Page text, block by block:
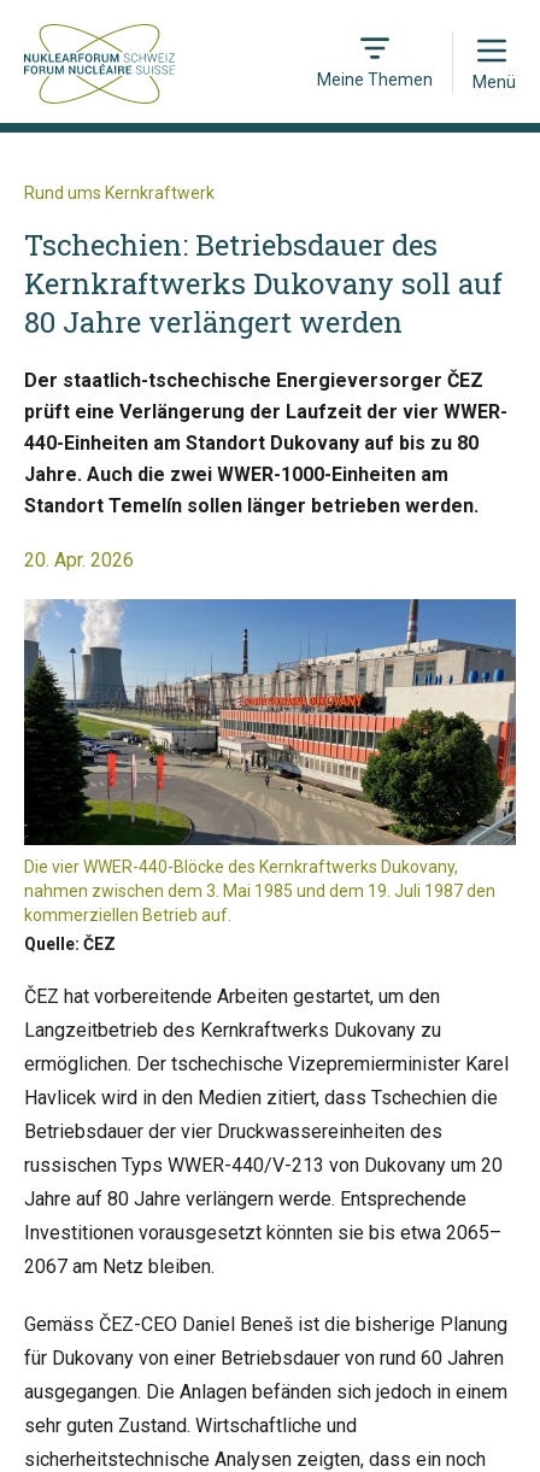
Meine Themen
Open
Menü
Rund ums Kernkraftwerk
Tschechien: Betriebsdauer des
Kernkraftwerks Dukovany soll auf
80 Jahre verlängert werden
Der staatlich-tschechische Energieversorger ČEZ
prüft eine Verlängerung der Laufzeit der vier WWER-
440-Einheiten am Standort Dukovany auf bis zu 80
Jahre. Auch die zwei WWER-1000-Einheiten am
Standort Temelín sollen länger betrieben werden.
20. Apr. 2026
Die vier WWER-440-Blöcke des Kernkraftwerks Dukovany,
nahmen zwischen dem 3. Mai 1985 und dem 19. Juli 1987 den
kommerziellen Betrieb auf.
Quelle: ČEZ
ČEZ hat vorbereitende Arbeiten gestartet, um den
Langzeitbetrieb des Kernkraftwerks Dukovany zu
ermöglichen. Der tschechische Vizepremierminister Karel
Havlicek wird in den Medien zitiert, dass Tschechien die
Betriebsdauer der vier Druckwassereinheiten des
russischen Typs WWER-440/V-213 von Dukovany um 20
Jahre auf 80 Jahre verlängern werde. Entsprechende
Investitionen vorausgesetzt könnten sie bis etwa 2065–
2067 am Netz bleiben.
Gemäss ČEZ-CEO Daniel Beneš ist die bisherige Planung
für Dukovany von einer Betriebsdauer von rund 60 Jahren
ausgegangen. Die Anlagen befänden sich jedoch in einem
sehr guten Zustand. Wirtschaftliche und
sicherheitstechnische Analysen zeigten, dass ein noch